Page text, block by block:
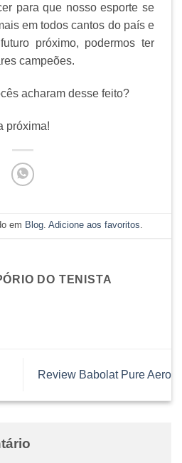
para que nosso esporte se
em todos cantos do país e
próximo, podermos ter
campeões.
acharam desse feito?
próxima!
em Blog. Adicione aos favoritos
DO TENISTA
Review Babolat Pure Aero